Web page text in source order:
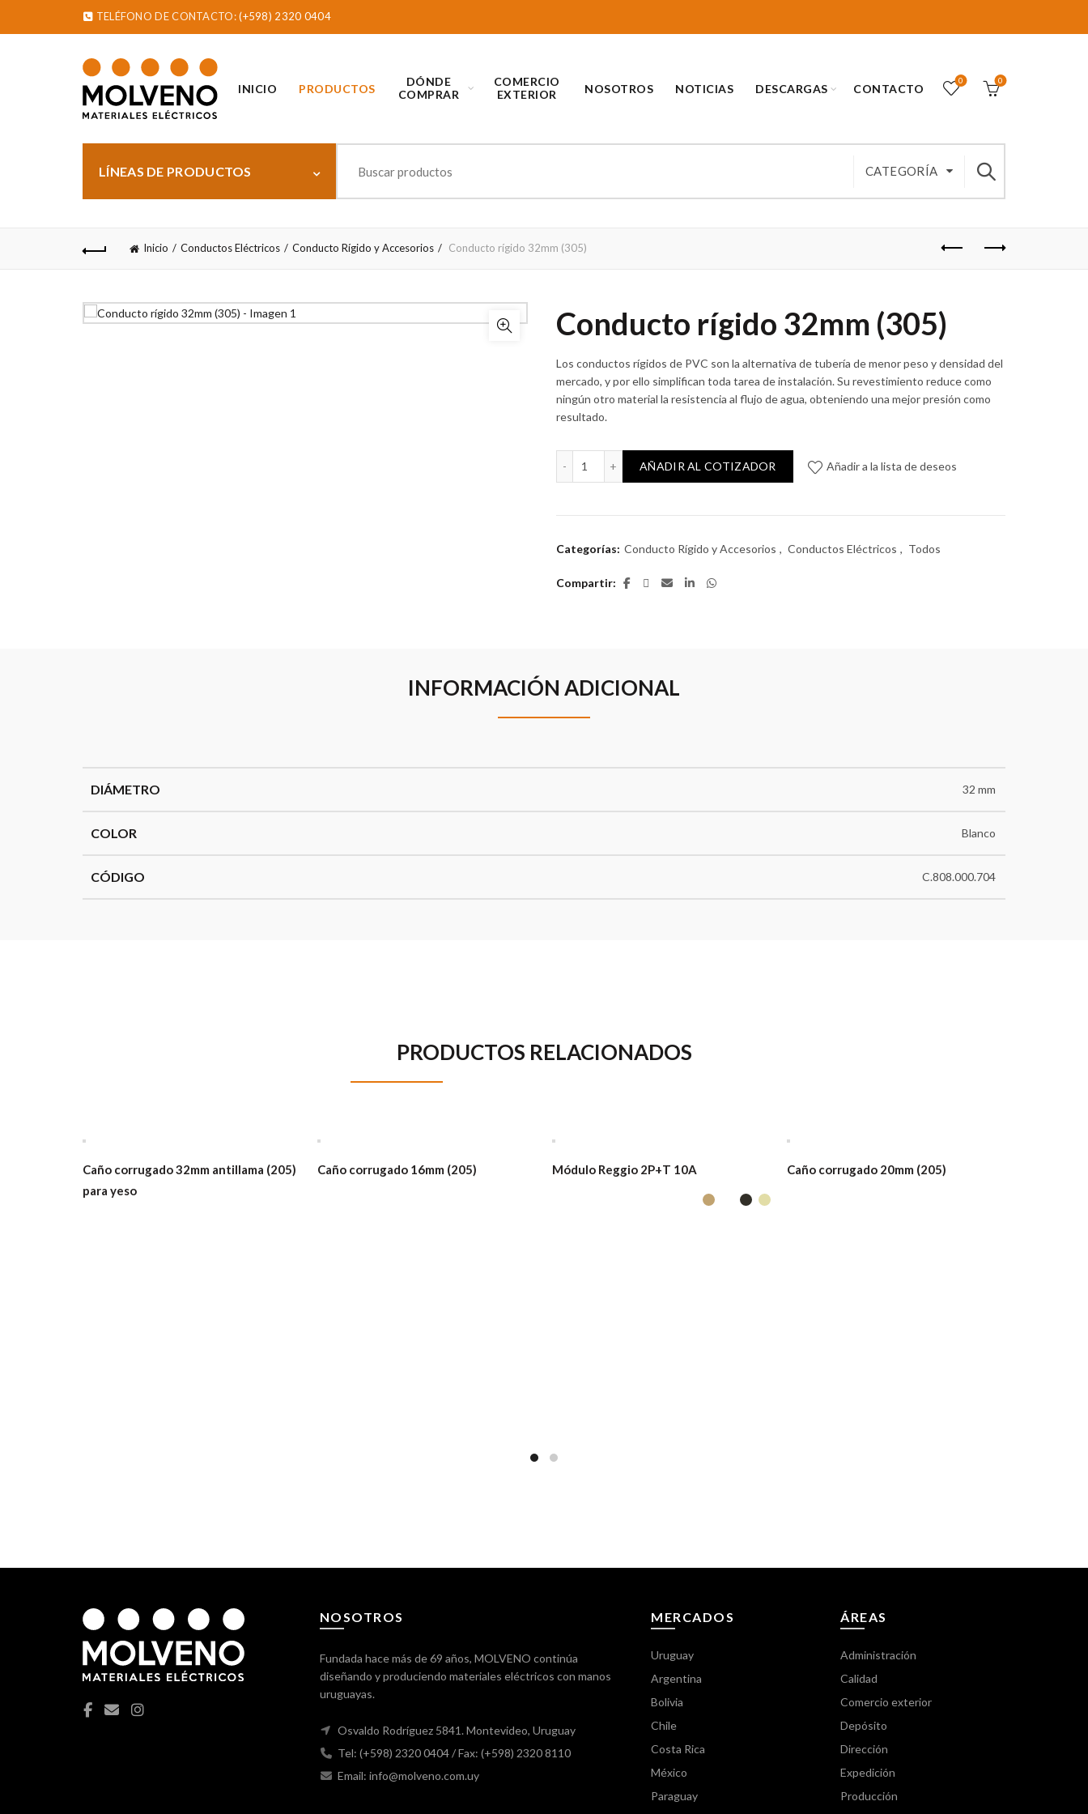
TELÉFONO DE CONTACTO:(+598) 2320 0404
INICIO PRODUCTOS
DÓNDE
COMPRAR
COMERCIO
EXTERIOR
NOSOTROS NOTICIAS DESCARGAS CONTACTO
0 0
LÍNEAS DE PRODUCTOS CATEGORÍA
Inicio Conductos Eléctricos Conducto Rígido y Accesorios Conducto rígido 32mm (305)
Conducto rígido 32mm (305)
Los conductos rígidos de PVC son la alternativa de tubería de menor peso y densidad del
mercado, y por ello simplifican toda tarea de instalación. Su revestimiento reduce como
ningún otro material la resistencia al flujo de agua, obteniendo una mejor presión como
resultado.
Conducto rígido 32mm (305) cantidad
AÑADIR AL COTIZADOR Añadir a la lista de deseos
Categorías: Conducto Rígido y Accesorios , Conductos Eléctricos , Todos
Compartir
INFORMACIÓN ADICIONAL
DIÁMETRO 32 mm
COLOR Blanco
CÓDIGO C.808.000.704
PRODUCTOS RELACIONADOS
Caño corrugado 32mm antillama (205)
para yeso
Caño corrugado 16mm (205) Módulo Reggio 2P+T 10A Caño corrugado 20mm (205)
NOSOTROS
Fundada hace más de 69 años, MOLVENO continúa
diseñando y produciendo materiales eléctricos con manos
uruguayas.
Osvaldo Rodríguez 5841. Montevideo, Uruguay
Tel: (+598) 2320 0404/ Fax: (+598) 2320 8110
Email: info@molveno.com.uy
MERCADOS
Uruguay
Argentina
Bolivia
Chile
Costa Rica
México
Paraguay
ÁREAS
Administración
Calidad
Comercio exterior
Depósito
Dirección
Expedición
Producción